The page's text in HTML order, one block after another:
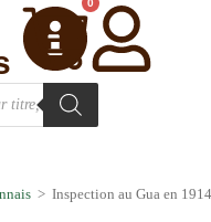
0
> Inspection au Gua en